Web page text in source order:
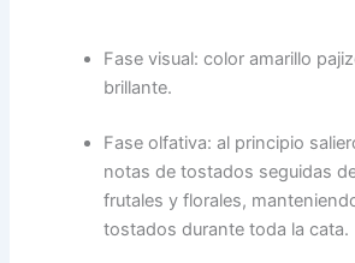
Fase visual: color amarillo
brillante.
Fase olfativa: al principio
notas de tostados seguidas
frutales y florales,
tostados durante toda la cata.